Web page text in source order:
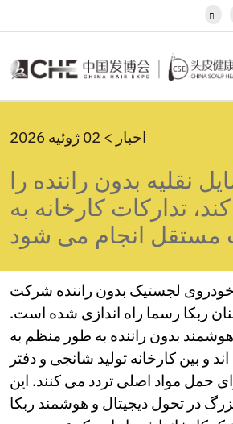
Javanese
Kazakh
Kurdish
Latin
Lithuanian
Luxembou..
Macedonian
Malagasy
Malay
Maltese
Maori
Marathi
Mongolian
Burmese
Nepali
Norwegian
Pashto

اخبار > 02 ژوئیه 2026
نقلیه بدون راننده را
تدارکات کارخانه به
انجام می شود
خودروی لجستیک بدون راننده شرکت
ربکا رسما راه اندازی شده است.
بدون راننده به طور منظم به
و بین کارخانه تولید شانجی و دفتر
حمل مواد اصلی تردد می کنند. این
در تحول دیجیتال و هوشمند ربکا